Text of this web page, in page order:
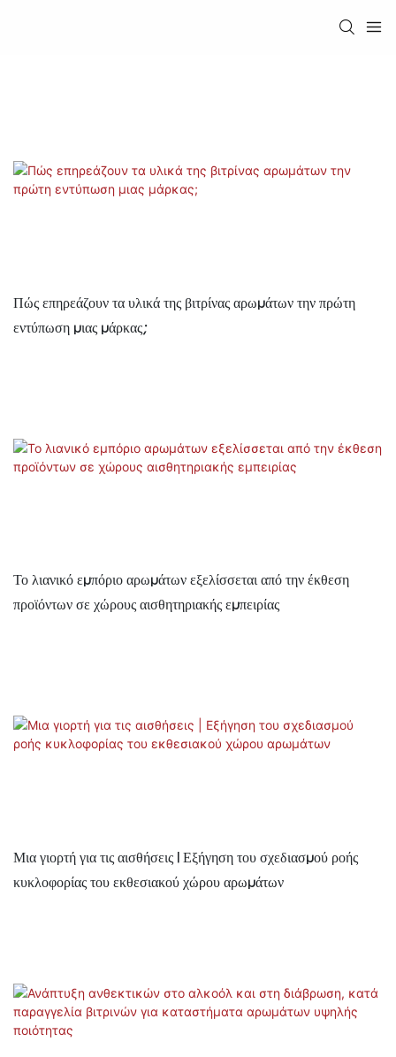
Πώς επηρεάζουν τα υλικά της βιτρίνας αρωμάτων την πρώτη
εντύπωση μιας μάρκας;
Το λιανικό εμπόριο αρωμάτων εξελίσσεται από την έκθεση
προϊόντων σε χώρους αισθητηριακής εμπειρίας
Μια γιορτή για τις αισθήσεις | Εξήγηση του σχεδιασμού ροής
κυκλοφορίας του εκθεσιακού χώρου αρωμάτων